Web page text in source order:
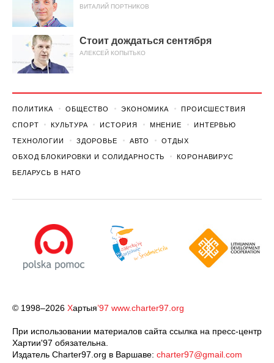
ВИТАЛИЙ ПОРТНИКОВ
Стоит дождаться сентября
АЛЕКСЕЙ КОПЫТЬКО
ПОЛИТИКА ОБЩЕСТВО ЭКОНОМИКА ПРОИСШЕСТВИЯ
СПОРТ КУЛЬТУРА ИСТОРИЯ МНЕНИЕ ИНТЕРВЬЮ
ТЕХНОЛОГИИ ЗДОРОВЬЕ АВТО ОТДЫХ
ОБХОД БЛОКИРОВКИ И СОЛИДАРНОСТЬ КОРОНАВИРУС
БЕЛАРУСЬ В НАТО
© 1998–2026 Хартыя’97 www.charter97.org
При использовании материалов сайта ссылка на пресс-центр
Хартии'97 обязательна.
Издатель Charter97.org в Варшаве: charter97@gmail.com